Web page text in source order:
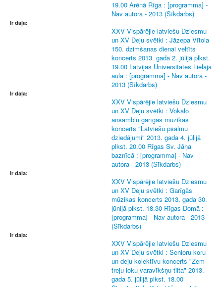
19.00 Arēnā Rīga : [programma] -
Nav autora - 2013 (Sīkdarbs)
Ir daļa:
XXV Vispārējie latviešu Dziesmu
un XV Deju svētki : Jāzepa Vītola
150. dzimšanas dienai veltīts
koncerts 2013. gada 2. jūlijā plkst.
19.00 Latvijas Universitātes Lielajā
aulā : [programma] - Nav autora -
2013 (Sīkdarbs)
Ir daļa:
XXV Vispārējie latviešu Dziesmu
un XV Deju svētki : Vokālo
ansambļu garīgās mūzikas
koncerts "Latviešu psalmu
dziedājumi" 2013. gada 4. jūlijā
plkst. 20.00 Rīgas Sv. Jāņa
baznīcā : [programma] - Nav
autora - 2013 (Sīkdarbs)
Ir daļa:
XXV Vispārējie latviešu Dziesmu
un XV Deju svētki : Garīgās
mūzikas koncerts 2013. gada 30.
jūnijā plkst. 18.30 Rīgas Domā :
[programma] - Nav autora - 2013
(Sīkdarbs)
Ir daļa:
XXV Vispārējie latviešu Dziesmu
un XV Deju svētki : Senioru koru
un deju kolektīvu koncerts "Zem
treju loku varavīkšņu tilta" 2013.
gada 5. jūlijā plkst. 18.00